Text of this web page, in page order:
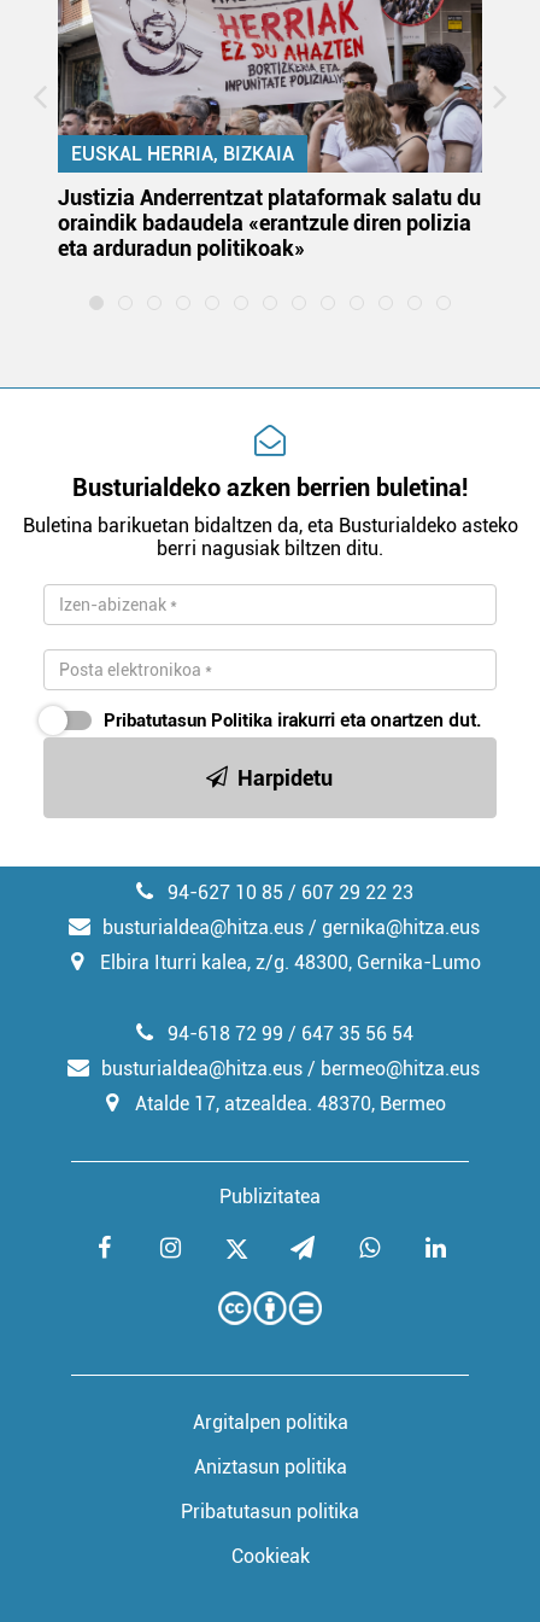
EUSKAL HERRIA, BIZKAIA
Justizia Anderrentzat plataformak salatu du
oraindik badaudela «erantzule diren polizia
eta arduradun politikoak»
Busturialdeko azken berrien buletina!
Buletina barikuetan bidaltzen da, eta Busturialdeko asteko
berri nagusiak biltzen ditu.
Pribatutasun Politika irakurri eta onartzen dut.
Harpidetu
94-627 10 85 / 607 29 22 23
busturialdea@hitza.eus / gernika@hitza.eus
Elbira Iturri kalea, z/g. 48300, Gernika-Lumo
Publizitatea
94-618 72 99 / 647 35 56 54
busturialdea@hitza.eus / bermeo@hitza.eus
Atalde 17, atzealdea. 48370, Bermeo
Argitalpen politika
Aniztasun politika
Pribatutasun politika
Cookieak